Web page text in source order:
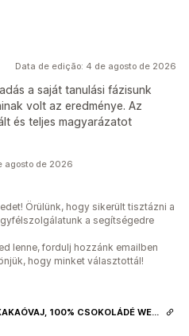
Data de edição: 4 de agosto de 2026
a saját tanulási fázisunk
volt az eredménye. Az
és teljes magyarázatot
agosto de 2026
Örülünk, hogy sikerült tisztázni a
a segítségedre
lenne, fordulj hozzánk emailben
hogy minket választottál!
SAMBIRANO GOLD - KAKAÓBAB, KAKAÓVAJ, 100% CSOKOLÁDÉ WEBÁRUHÁZ